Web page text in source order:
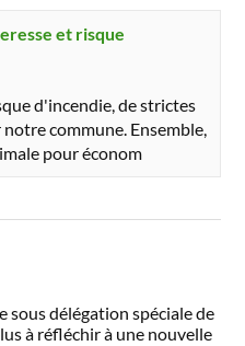
et risque
d'incendie, de strictes
commune. Ensemble,
pour économ
sous délégation spéciale de
à réfléchir à une nouvelle